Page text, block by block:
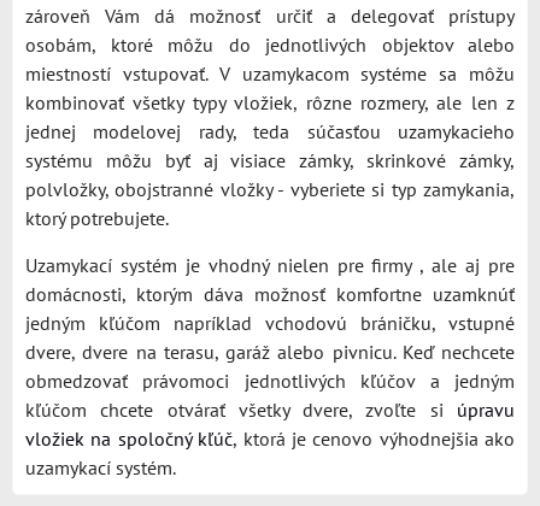
zároveň Vám dá možnosť určiť a delegovať prístupy
osobám, ktoré môžu do jednotlivých objektov alebo
miestností vstupovať. V uzamykacom systéme sa môžu
kombinovať všetky typy vložiek, rôzne rozmery, ale len z
jednej modelovej rady, teda súčasťou uzamykacieho
systému môžu byť aj visiace zámky, skrinkové zámky,
polvložky, obojstranné vložky - vyberiete si typ zamykania,
ktorý potrebujete.
Uzamykací systém je vhodný nielen pre firmy , ale aj pre
domácnosti, ktorým dáva možnosť komfortne uzamknúť
jedným kľúčom napríklad vchodovú bráničku, vstupné
dvere, dvere na terasu, garáž alebo pivnicu. Keď nechcete
obmedzovať právomoci jednotlivých kľúčov a jedným
kľúčom chcete otvárať všetky dvere, zvoľte si úpravu
vložiek na spoločný kľúč, ktorá je cenovo výhodnejšia ako
uzamykací systém.